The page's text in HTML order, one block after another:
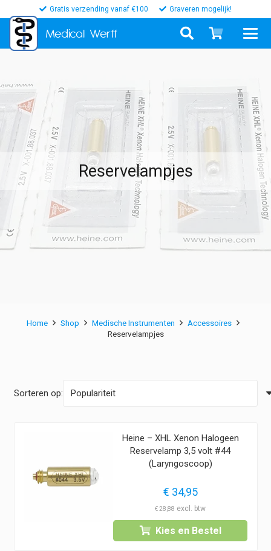
Gratis verzending vanaf €100 Graveren mogelijk!
Medical Werff
Reservelampjes
Home Shop Medische Instrumenten
Accessoires
Reservelampjes
Sorteren op:
Heine – XHL Xenon Halogeen
Reservelamp 3,5 volt #44
(Laryngoscoop)
€ 34,95
€28,88
Kies en Bestel